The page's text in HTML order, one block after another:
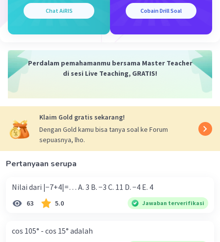
Chat AiRIS Cobain Drill Soal
Perdalam pemahamanmu bersama Master Teacher
di sesi Live Teaching, GRATIS!
Klaim Gold gratis sekarang!
Dengan Gold kamu bisa tanya soal ke Forum
sepuasnya, lho.
Pertanyaan serupa
Nilai dari |−7+4|=… A. 3 B. −3 C. 11 D. −4 E. 4
63 5.0 Jawaban terverifikasi
cos 105° - cos 15° adalah